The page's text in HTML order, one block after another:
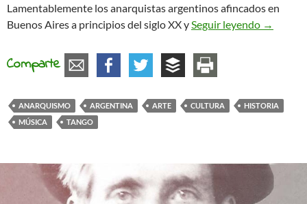
Lamentablemente los anarquistas argentinos afincados en
Buenos Aires a principios del siglo XX ySeguir leyendo Las
→
Comparte
ANARQUISMO ARGENTINA ARTE CULTURA
HISTORIA
MÚSICA
TANGO